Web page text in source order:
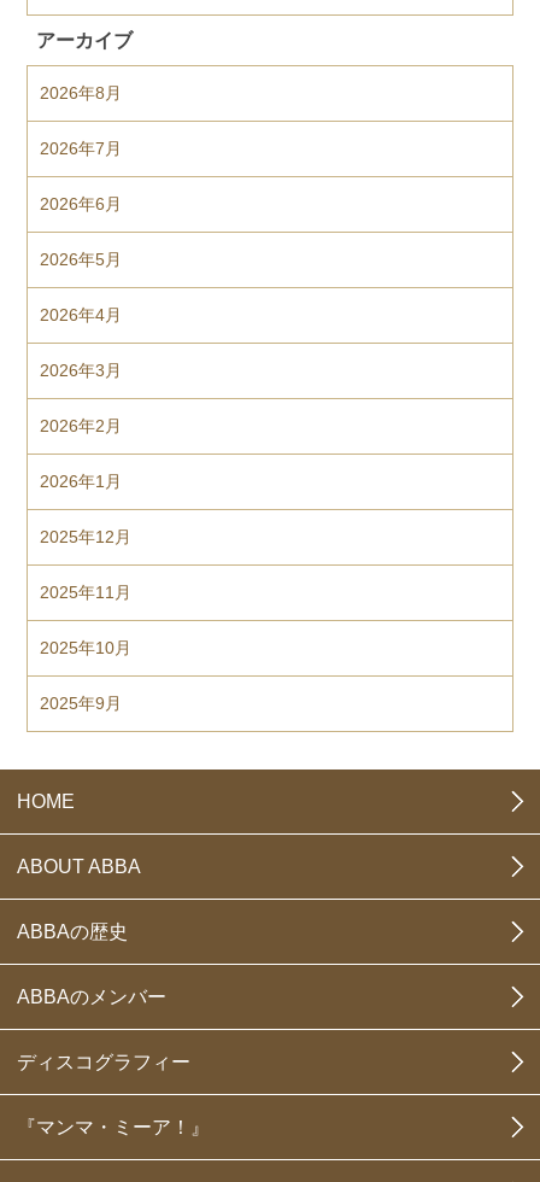
アーカイブ
2026年8月
2026年7月
2026年6月
2026年5月
2026年4月
2026年3月
2026年2月
2026年1月
2025年12月
2025年11月
2025年10月
2025年9月
HOME
ABOUT ABBA
ABBAの歴史
ABBAのメンバー
ディスコグラフィー
『マンマ・ミーア！』